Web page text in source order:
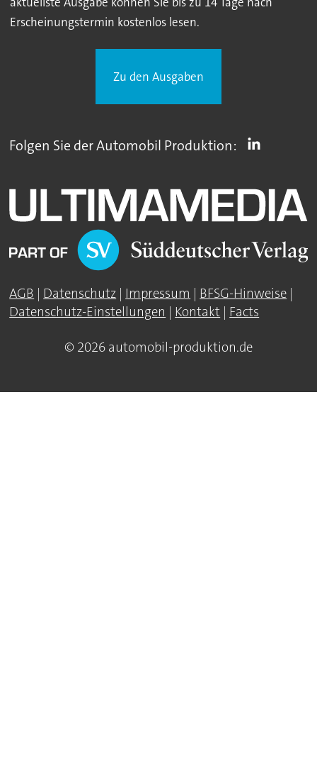
Erscheinungstermin kostenlos lesen.
Zu den Ausgaben
Folgen Sie der Automobil Produktion:
AGB | Datenschutz | Impressum | BFSG-Hinweise |
Datenschutz-Einstellungen | Kontakt | Facts
© 2026 automobil-produktion.de